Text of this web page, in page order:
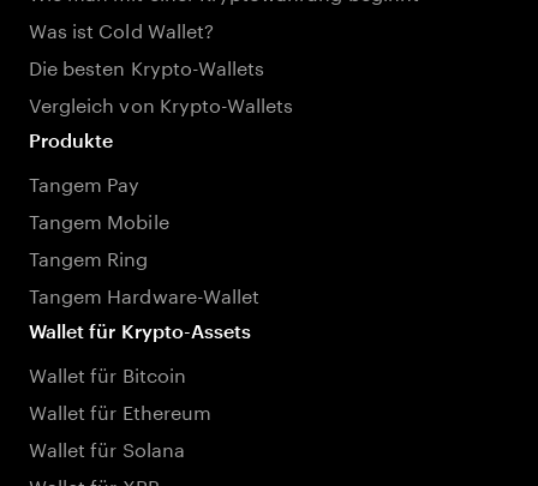
Was ist Cold Wallet?
Die besten Krypto-Wallets
Vergleich von Krypto-Wallets
Produkte
Tangem Pay
Tangem Mobile
Tangem Ring
Tangem Hardware-Wallet
Wallet für Krypto-Assets
Wallet für Bitcoin
Wallet für Ethereum
Wallet für Solana